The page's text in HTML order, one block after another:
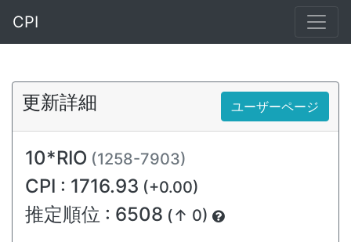
CPI
更新詳細 ユーザーページ
10*RIO (1258-7903)
CPI : 1716.93 (+0.00)
推定順位 : 6508 (↑ 0)